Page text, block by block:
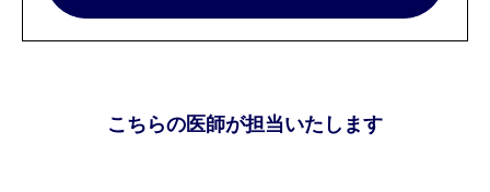
こちらの医師が担当いたします